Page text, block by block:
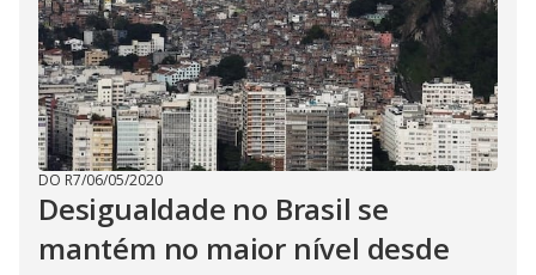
DO R7/06/05/2020
Desigualdade no Brasil se
mantém no maior nível desde